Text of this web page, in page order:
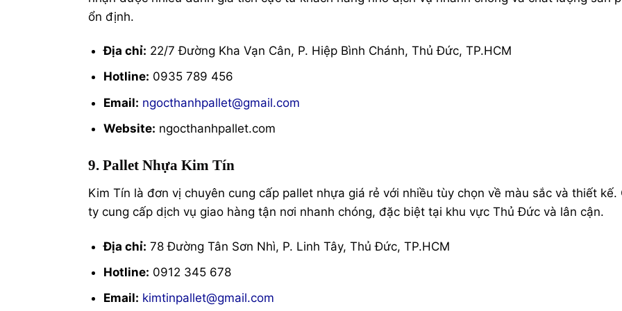
ổn định.
Địa chỉ: 22/7 Đường Kha Vạn Cân, P. Hiệp Bình Chánh, Thủ Đức, TP.HCM
Hotline: 0935 789 456
Email: ngocthanhpallet@gmail.com
Website: ngocthanhpallet.com
9. Pallet Nhựa Kim Tín
Kim Tín là đơn vị chuyên cung cấp pallet nhựa giá rẻ với nhiều tùy chọn về màu sắc và thiết kế.
ty cung cấp dịch vụ giao hàng tận nơi nhanh chóng, đặc biệt tại khu vực Thủ Đức và lân cận.
Địa chỉ: 78 Đường Tân Sơn Nhì, P. Linh Tây, Thủ Đức, TP.HCM
Hotline: 0912 345 678
Email: kimtinpallet@gmail.com